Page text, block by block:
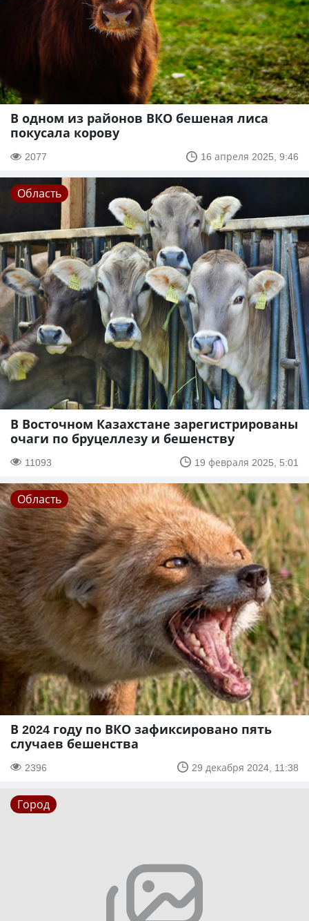
В одном из районов ВКО бешеная лиса
покусала корову
2077 16 апреля 2025, 9:46
Область
В Восточном Казахстане зарегистрированы
очаги по бруцеллезу и бешенству
11093 19 февраля 2025, 5:01
Область
В 2024 году по ВКО зафиксировано пять
случаев бешенства
2396 29 декабря 2024, 11:38
Город